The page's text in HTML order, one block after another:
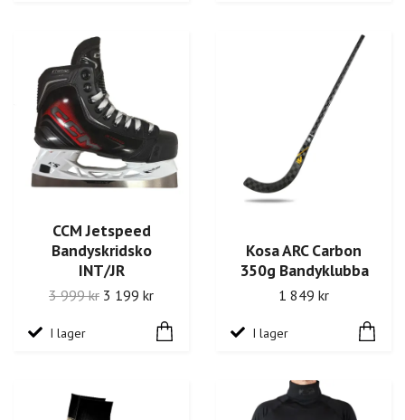
CCM Jetspeed
Bandyskridsko
INT/JR
3 999 kr 3 199 kr
I lager
Kosa ARC Carbon
350g Bandyklubba
1 849 kr
I lager